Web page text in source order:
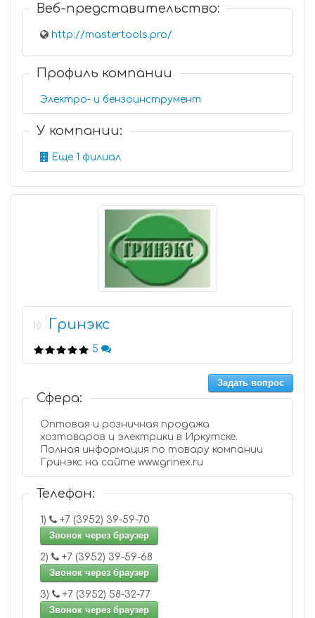
Веб-представительство:
http://mastertools.pro/
Профиль компании
Электро- и бензоинструмент
У компании:
Еще 1 филиал
10 Гринэкс
5
Задать вопрос
Сфера:
Оптовая и розничная продажа
хозтоваров и электрики в Иркутске.
Полная информация по товару компании
Гринэкс на сайте www.grinex.ru
Телефон:
1)
+7 (3952) 39-59-70
Звонок через браузер
2)
+7 (3952) 39-59-68
Звонок через браузер
3)
+7 (3952) 58-32-77
Звонок через браузер